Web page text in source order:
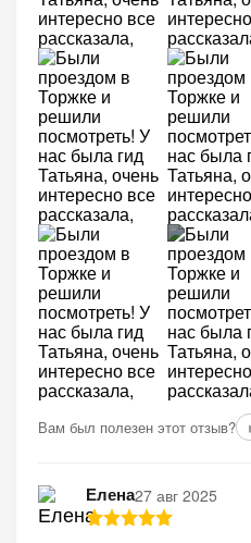
Вам был полезен этот отзыв?
Елена27 авг 2025